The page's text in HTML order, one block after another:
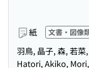
紙 文書・図像
羽鳥, 晶子, 森, 若菜,
Hatori, Akiko,